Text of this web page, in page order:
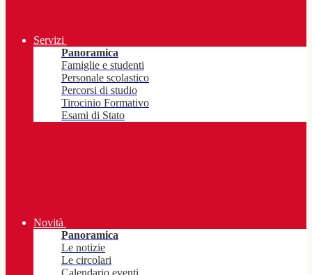
Servizi
Panoramica
Famiglie e studenti
Personale scolastico
Percorsi di studio
Tirocinio Formativo
Esami di Stato
Novità
Panoramica
Le notizie
Le circolari